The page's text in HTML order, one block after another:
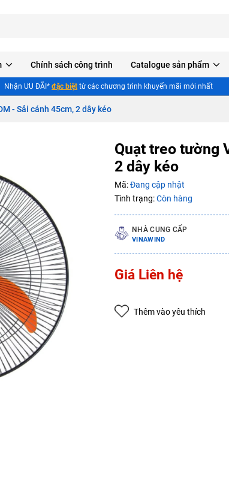
Chính sách công trình Catalogue sản phẩm
Nhận ƯU ĐÃI* đặc biệt từ các chương trình khuyến mãi mới nhất
- Sải cánh 45cm, 2 dây kéo
Quạt treo tường
2 dây kéo
Mã:Đang cập nhật
Tình trạng:Còn hàng
NHÀ CUNG CẤP
VINAWIND
Giá Liên hệ
Thêm vào yêu thích
giá:
hết hạn:
kiện:
mã và nhập mã ở trang THANH TOÁNbạn nhé!